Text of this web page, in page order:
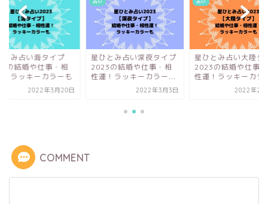
とみ占い海タイプ
の結婚や仕事・相
！ラッキーカラーも
2022年3月20日
星ひとみ占い深夜タイプ
2023の結婚や仕事・相
性運！ラッキーカラー...
2022年3月3日
星ひとみ占い大陸タ
2023の結婚や仕事
性運！ラッキーカラ
2022年2
COMMENT